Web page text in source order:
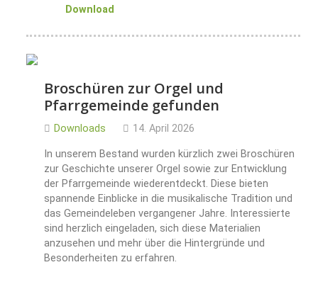
Download
Broschüren zur Orgel und
Pfarrgemeinde gefunden
Downloads 14. April 2026
In unserem Bestand wurden kürzlich zwei Broschüren
zur Geschichte unserer Orgel sowie zur Entwicklung
der Pfarrgemeinde wiederentdeckt. Diese bieten
spannende Einblicke in die musikalische Tradition und
das Gemeindeleben vergangener Jahre. Interessierte
sind herzlich eingeladen, sich diese Materialien
anzusehen und mehr über die Hintergründe und
Besonderheiten zu erfahren.